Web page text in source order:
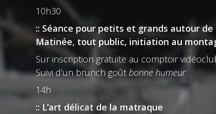
10h30
:: Séance pour petits et grands autour
Matinée, tout public, initiation au
Sur inscription gratuite au comptoir
Suivi d’un brunch goût bonne humeur
14h
:: L’art délicat de la matraque